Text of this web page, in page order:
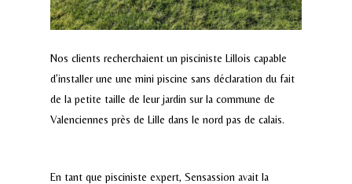
Nos clients recherchaient un pisciniste Lillois capable
d’installer uneune mini piscine sans déclaration du fait
de la petite taille de leur jardin sur la commune de
Valenciennes près de Lille dans le nord pas de calais.
En tant quepisciniste expert, Sensassion avait la